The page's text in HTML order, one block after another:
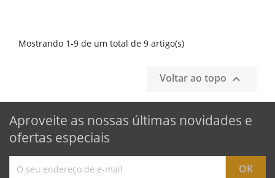
Mostrando 1-9 de um total de 9 artigo(s)
Voltar ao topo 
Aproveite as nossas últimas novidades e
ofertas especiais